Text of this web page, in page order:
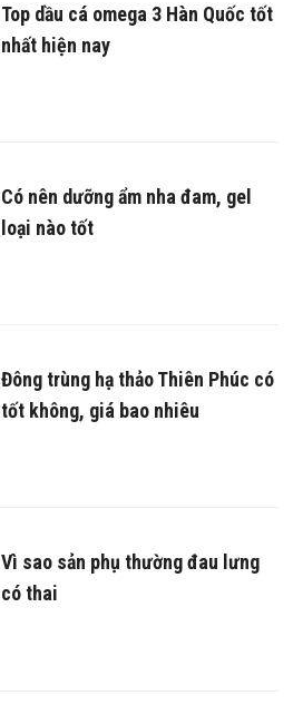
Top dầu cá omega 3 Hàn Quốc tốt
nhất hiện nay
Có nên dưỡng ẩm nha đam, gel
loại nào tốt
Đông trùng hạ thảo Thiên Phúc có
tốt không, giá bao nhiêu
Vì sao sản phụ thường đau lưng
có thai